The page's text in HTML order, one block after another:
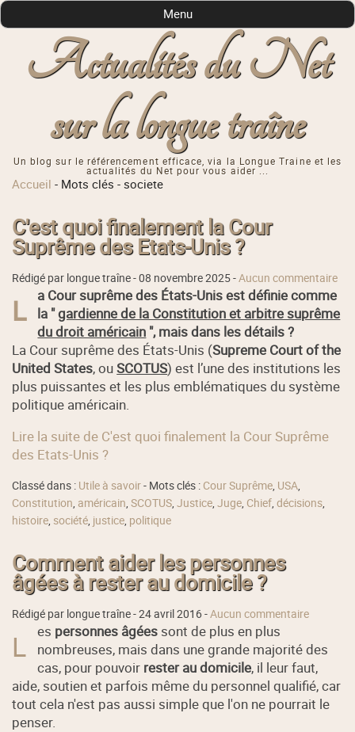
Actualités du Net
sur la longue traîne
Un blog sur le référencement efficace, via la Longue Traine et les
actualités du Net pour vous aider ...
Menu
Accueil - Mots clés -societe
C'est quoi finalement la Cour
Suprême des Etats-Unis ?
Rédigé par longue traîne -08 novembre 2025-Aucun commentaire
L
a Cour suprême des États-Unis est définie comme
la "gardienne de la Constitution et arbitre suprême
du droit américain ", mais dans les détails ?
La Cour suprême des États-Unis (Supreme Court of the
United States, ouSCOTUS) est l’une des institutions les
plus puissantes et les plus emblématiques du système
politique américain.
Lire la suite de C'est quoi finalement la Cour Suprême
des Etats-Unis ?
Classé dans : Utile à savoir- Mots clés : Cour Suprême, USA,
Constitution, américain,SCOTUS,Justice,Juge, Chief,décisions,
histoire, société, justice, politique
Comment aider les personnes
âgées à rester au domicile ?
Rédigé par longue traîne -24 avril 2016-Aucun commentaire
L es personnes âgées sont de plus en plus
nombreuses, mais dans une grande majorité des
cas, pour pouvoir rester au domicile, il leur faut,
aide, soutien et parfois même du personnel qualifié, car
tout cela n'est pas aussi simple que l'on ne pourrait le
penser.